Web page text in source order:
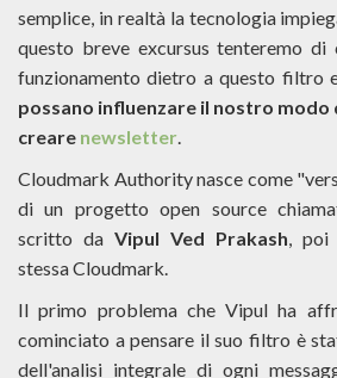
semplice, in realtà la tecnologia
questo breve excursus tenteremo
funzionamento dietro a questo filtro
possano influenzare il nostro modo
creare newsletter.
Cloudmark Authority nasce come
di un progetto open source
scritto da Vipul Ved Prakash, poi
stessa Cloudmark.
Il primo problema che Vipul ha
cominciato a pensare il suo filtro è
dell'analisi integrale di ogni